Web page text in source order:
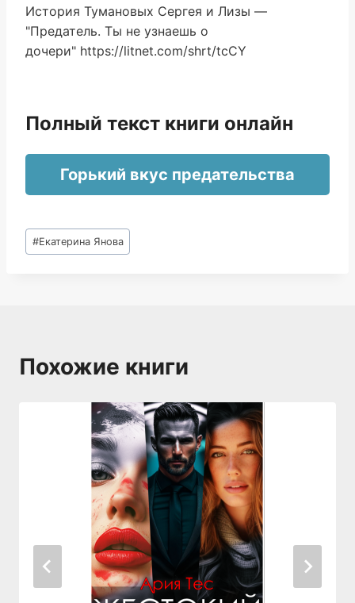
История Тумановых Сергея и Лизы —
"Предатель. Ты не узнаешь о
дочери" https://litnet.com/shrt/tcCY
Полный текст книги онлайн
Горький вкус предательства
Метки
записи:
#Екатерина Янова
Похожие книги